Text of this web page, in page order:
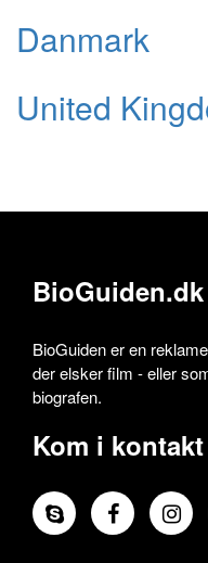
Danmark
United
BioGuiden.dk
BioGuiden er en
der elsker film - eller
biografen.
Kom i